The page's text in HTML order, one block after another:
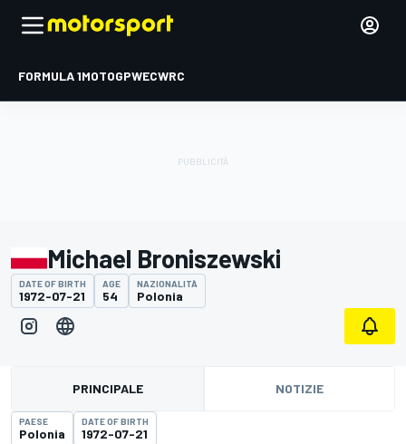
FORMULA 1MOTOGPWECWRC
Michael Broniszewski
DATE OF BIRTH
1972-07-21
AGE
54
NAZIONALITÀ
Polonia
PRINCIPALE NOTIZIE
PAESE
Polonia
DATE OF BIRTH
1972-07-21